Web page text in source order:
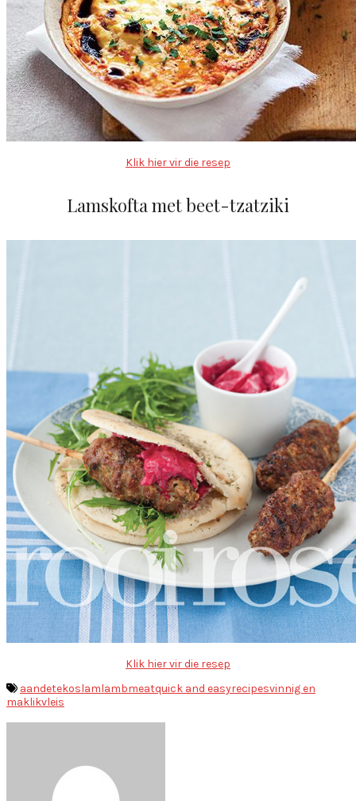
Klik hier vir die resep
Lamskofta met beet-tzatziki
Klik hier vir die resep
aandetekoslamlambmeatquick and easyrecipesvinnig en
maklikvleis